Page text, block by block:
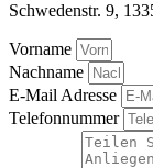
Schwedenstr. 9,
Vorname
Nachname
E-Mail Adresse
Telefonnummer